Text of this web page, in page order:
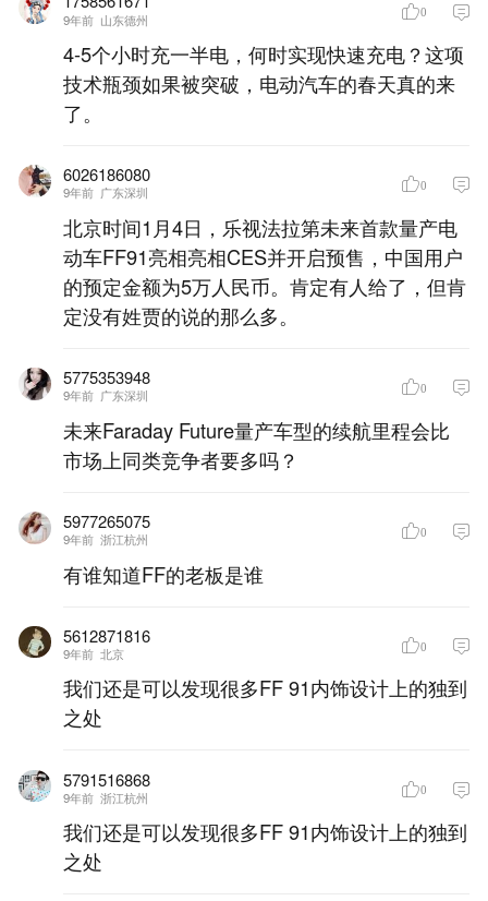
9年前 山东德州 0
4-5个小时充一半电，何时实现快速充电？这项
技术瓶颈如果被突破，电动汽车的春天真的来
了。
6026186080
9年前 广东深圳 0
北京时间1月4日，乐视法拉第未来首款量产电
动车FF91亮相亮相CES并开启预售，中国用户
的预定金额为5万人民币。肯定有人给了，但肯
定没有姓贾的说的那么多。
5775353948
9年前 广东深圳 0
未来Faraday Future量产车型的续航里程会比
市场上同类竞争者要多吗？
5977265075
9年前 浙江杭州 0
有谁知道FF的老板是谁
5612871816
9年前 北京 0
我们还是可以发现很多FF 91内饰设计上的独到
之处
5791516868
9年前 浙江杭州 0
我们还是可以发现很多FF 91内饰设计上的独到
之处